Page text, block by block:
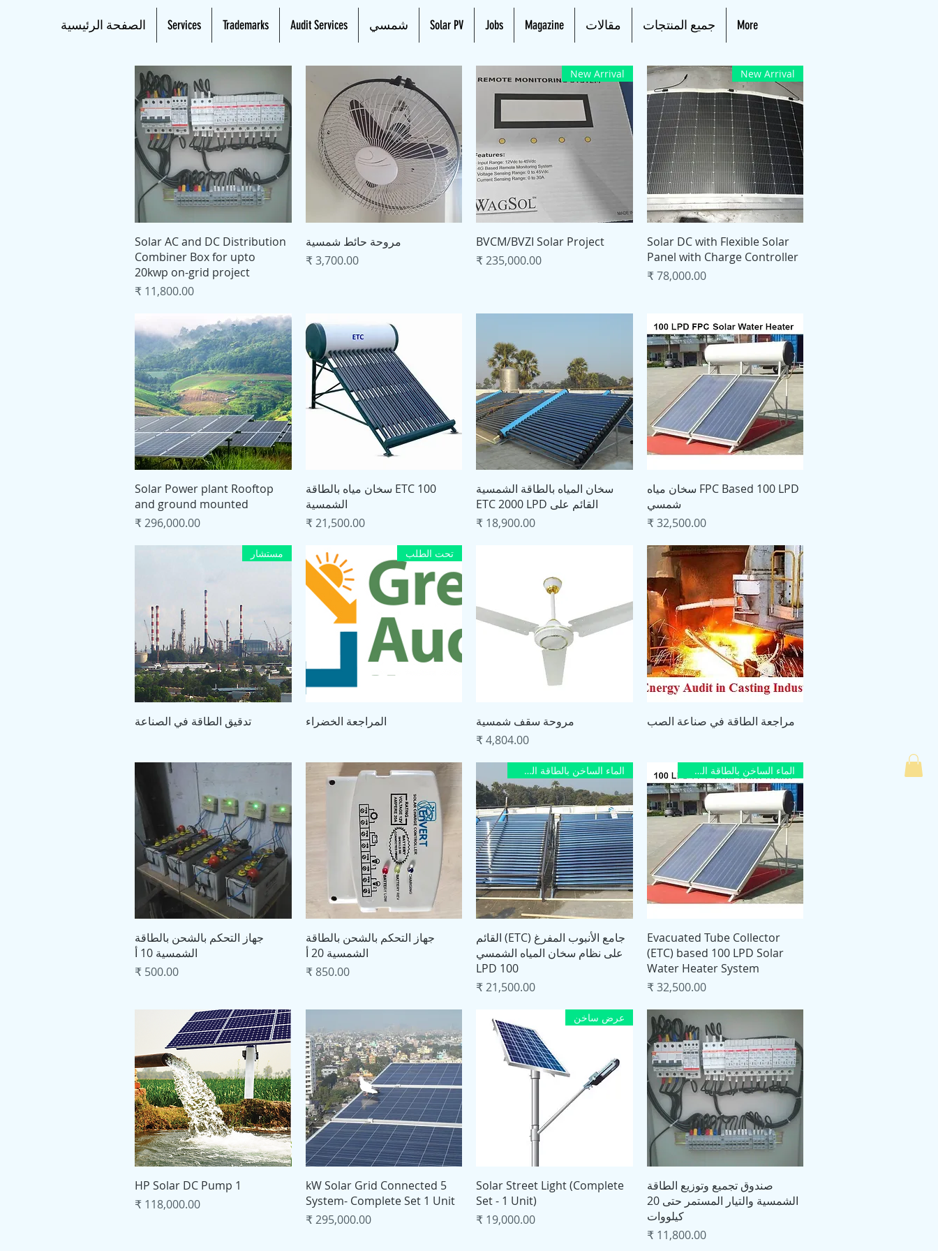
الصفحة الرئيسية Services Trademarks Audit Services شمسي Solar PV Jobs Magazine مقالات جميع المنتجات More
العرض السريع
New Arrival
Solar DC with Flexible Solar
Panel with Charge Controller
السعر‏78,000.00 ₹
العرض السريع
New Arrival
BVCM/BVZI Solar Project
السعر
العرض السريع
مروحة حائط شمسية
السعر‏3,700.00 ₹
العرض السريع
Solar AC and DC Distribution
Combiner Box for upto
20kwp on-grid project
السعر
العرض السريع FPC Based 100 LPD سخان مياه
شمسي
السعر‏32,500.00 ₹
العرض السريع
سخان المياه بالطاقة الشمسية
القائم على ETC 2000 LPD
السعر
العرض السريع
ETC 100 سخان مياه بالطاقة
الشمسية
السعر‏21,500.00 ₹
العرض السريع
Solar Power plant Rooftop
and ground mounted
السعر
العرض السريع
مراجعة الطاقة في صناعة الصب العرض السريع
مروحة سقف شمسية
السعر
العرض السريع
تحت الطلب
المراجعة الخضراء العرض السريع
مستشار
تدقيق الطاقة في الصناعة
العرض السريع
الماء الساخن بالطاقة الشمسية
Evacuated Tube Collector
(ETC) based 100 LPD Solar
Water Heater System
السعر‏32,500.00 ₹
العرض السريع
الماء الساخن بالطاقة الشمسية
جامع الأنبوب المفرغ (ETC) القائم
على نظام سخان المياه الشمسي
100 LPD
السعر
العرض السريع
جهاز التحكم بالشحن بالطاقة
الشمسية 20 أ
السعر‏850.00 ₹
العرض السريع
جهاز التحكم بالشحن بالطاقة
الشمسية 10 أ
السعر
العرض السريع
صندوق تجميع وتوزيع الطاقة
الشمسية والتيار المستمر حتى 20
كيلووات
السعر‏11,800.00 ₹
العرض السريع
عرض ساخن
Solar Street Light (Complete
Set - 1 Unit)
السعر
العرض السريع
5 kW Solar Grid Connected
System- Complete Set 1 Unit
السعر‏295,000.00 ₹
العرض السريع
1 HP Solar DC Pump
السعر